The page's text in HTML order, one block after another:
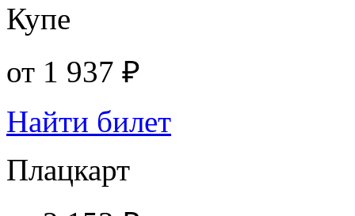
Купе
от 1 937 ₽
Найти билет
Плацкарт